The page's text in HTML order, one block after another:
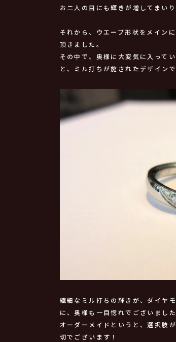
お二人の目にも輝きが増してまいり
それから、ウエーブ形状をメイン
頂きました。
その中で、奥様に大変気に入って
と、ミル打ちが施されたデザイン
繊細なミル打ちの輝きが、ダイヤ
に、奥様も一目惚れでございました
オーダーメイドというと、選択肢
切でございます！